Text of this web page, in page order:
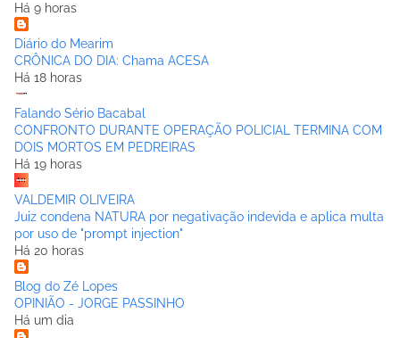
Há 9 horas
Diário do Mearim
CRÔNICA DO DIA: Chama ACESA
Há 18 horas
Falando Sério Bacabal
CONFRONTO DURANTE OPERAÇÃO POLICIAL TERMINA COM
DOIS MORTOS EM PEDREIRAS
Há 19 horas
VALDEMIR OLIVEIRA
Juiz condena NATURA por negativação indevida e aplica multa
por uso de "prompt injection"
Há 20 horas
Blog do Zé Lopes
OPINIÃO - JORGE PASSINHO
Há um dia